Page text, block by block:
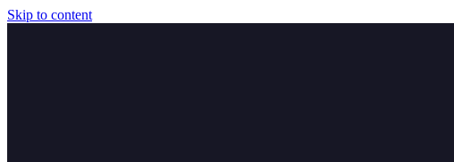
Skip to content